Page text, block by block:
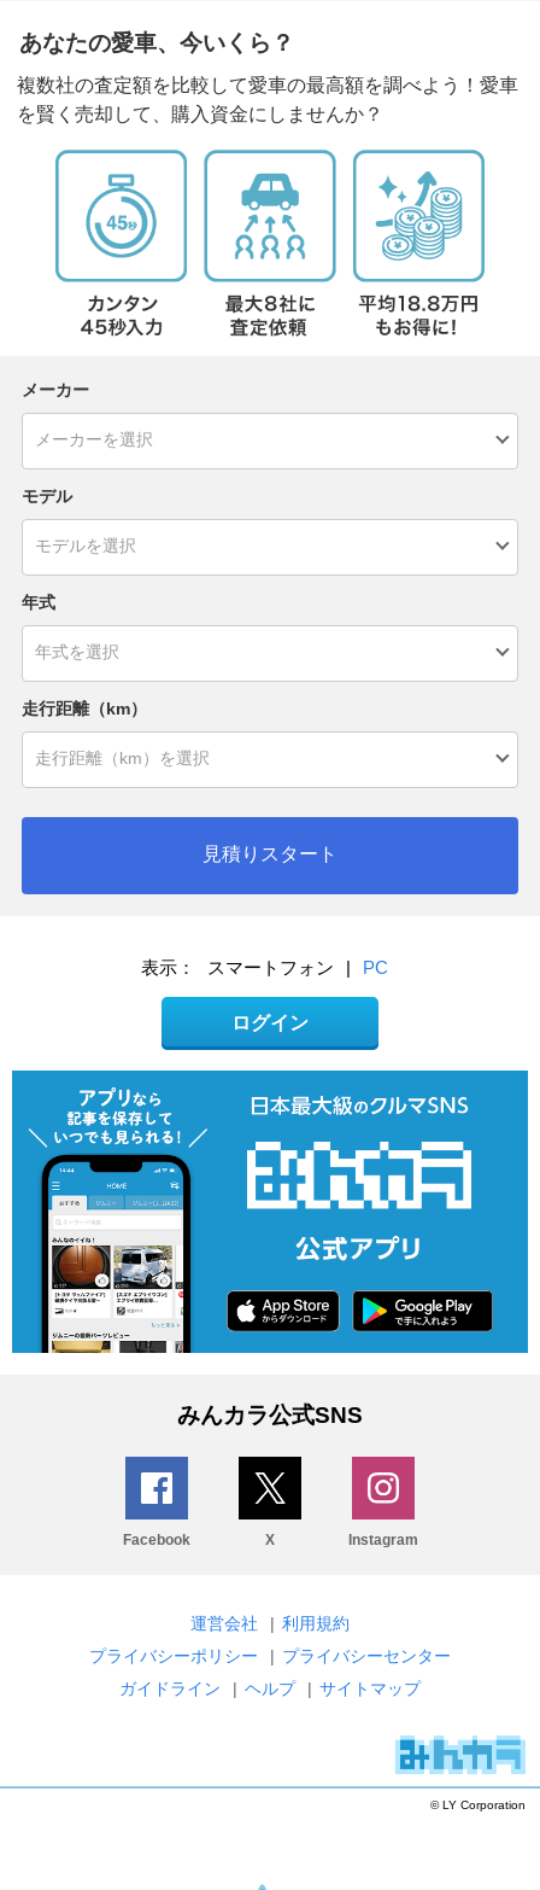
あなたの愛車、今いくら？
複数社の査定額を比較して愛車の最高額を調べよう！愛車
を賢く売却して、購入資金にしませんか？
メーカー
モデル
年式
走行距離（km）
見積りスタート
表示： スマートフォン | PC
ログイン
みんカラ公式SNS
Facebook X Instagram
運営会社 | 利用規約
プライバシーポリシー
| プライバシーセンター
ガイドライン
| ヘルプ | サイトマップ
© LY Corporation